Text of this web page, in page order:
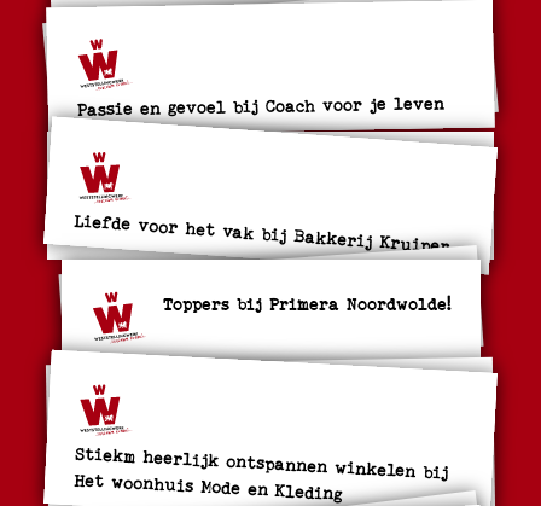
Passie en gevoel bij Coach voor je leven
Liefde voor het vak bij Bakkerij Kruiper
Toppers bij Primera Noordwolde!
Stiekm heerlijk ontspannen winkelen bij
Het woonhuis Mode en Kleding